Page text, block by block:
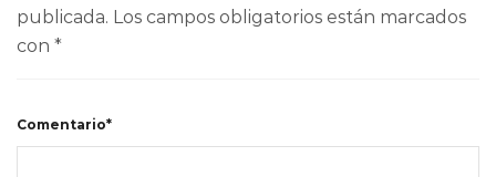
publicada. Los campos obligatorios están marcados
con *
Comentario*